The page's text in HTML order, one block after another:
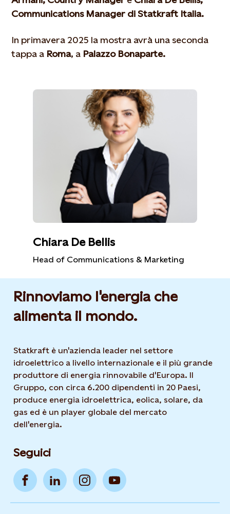
Communications Manager di Statkraft Italia.
In primavera 2025 la mostra avrà una seconda
tappa a Roma, a Palazzo Bonaparte.
Chiara De Bellis
Head of Communications & Marketing
Rinnoviamo l'energia che
alimenta il mondo.
Statkraft è un'azienda leader nel settore
idroelettrico a livello internazionale e il più grande
produttore di energia rinnovabile d'Europa. Il
Gruppo, con circa 6.200 dipendenti in 20 Paesi,
produce energia idroelettrica, eolica, solare, da
gas ed è un player globale del mercato
dell'energia.
Seguici